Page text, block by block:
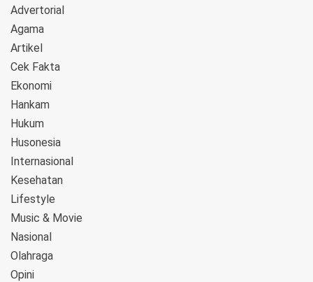
Advertorial
Agama
Artikel
Cek Fakta
Ekonomi
Hankam
Hukum
Husonesia
Internasional
Kesehatan
Lifestyle
Music & Movie
Nasional
Olahraga
Opini